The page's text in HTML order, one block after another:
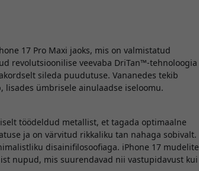
17 Pro Maxi jaoks, mis on valmistatud
revolutsioonilise veevaba DriTan™-tehnoloogia
sileda puudutuse. Vananedes tekib
lisades ümbrisele ainulaadse iseloomu.
töödeldud metallist, et tagada optimaalne
ja on värvitud rikkaliku tan nahaga sobivalt.
disainifilosoofiaga. iPhone 17 mudelite
nupud, mis suurendavad nii vastupidavust kui